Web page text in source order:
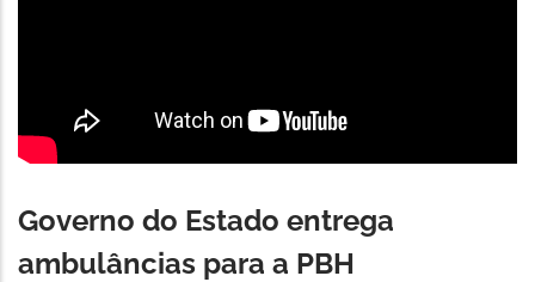
Governo do Estado entrega
ambulâncias para a PBH